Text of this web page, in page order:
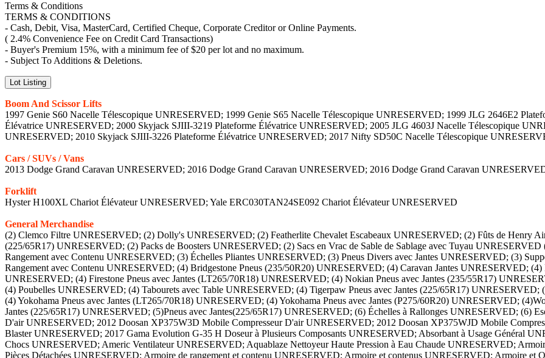
Terms & Conditions
TERMS & CONDITIONS
- Cash, Debit, Visa, MasterCard, Certified Cheque, Corporate Creditor or Online Payments.
( 2.4% Convenience Fee on Credit Card Transactions)
- Buyer's Premium 15%, with a minimum fee of $20 per lot and no maximum.
- Subject To Additions & Deletions.
Lot Listing
Boom And Scissor Lifts
1997 Genie S60 Nacelle Télescopique UNRESERVED; 1999 Genie S65 Nacelle Télescopique UNRESERVED; 1999 JLG 2646E2
Élévatrice UNRESERVED; 2000 Skyjack SJIII-3219 Plateforme Élévatrice UNRESERVED; 2005 JLG 4603J Nacelle Télescopique
UNRESERVED; 2010 Skyjack SJIII-3226 Plateforme Élévatrice UNRESERVED; 2017 Nifty SD50C Nacelle Télescopique
Cars / SUVs / Vans
2013 Dodge Grand Caravan UNRESERVED; 2016 Dodge Grand Caravan UNRESERVED; 2016 Dodge Grand Caravan
Forklift
Hyster H100XL Chariot Élévateur UNRESERVED; Yale ERC030TAN24SE092 Chariot Élévateur UNRESERVED
General Merchandise
(2) Clemco Filtre UNRESERVED; (2) Dolly's UNRESERVED; (2) Featherlite Chevalet Escabeaux UNRESERVED; (2) Fûts de Henry Air-Bloc 17 MR UNRESERVED; (2) Goodyear Pneus avec Jantes (225/65R17) UNRESERVED; (2) Packs de Boosters UNRESERVED; (2) Sacs en Vrac de Sable de Sablage avec Tuyau UNRESERVED (5); (2) Vevor Ponceuse à Parquet UNRESERVED; (3) Bacs de Rangement avec Contenu UNRESERVED; (3) Échelles Pliantes UNRESERVED; (3) Pneus Divers avec Jantes UNRESERVED; (3) Supports pour Tuyaux avec Tuyaux UNRESERVED; (4) Bacs de Rangement avec Contenu UNRESERVED; (4) Bridgestone Pneus (235/50R20) UNRESERVED; (4) Caravan Jantes UNRESERVED; (4) Escabeau UNRESERVED; (4) Escabeaux Extensibles UNRESERVED; (4) Firestone Pneus avec Jantes (LT265/70R18) UNRESERVED; (4) Nokian Pneus avec Jantes (235/55R17) UNRESERVED; (4) Nokian Pneus avec Jantes (275/65R18) UNRESERVED; (4) Poubelles UNRESERVED; (4) Tabourets avec Table UNRESERVED; (4) Tigerpaw Pneus avec Jantes (225/65R17) UNRESERVED; (4) Yokohama Pneus avec Jantes (LT265/70R17) UNRESERVED; (4) Yokohama Pneus avec Jantes (LT265/70R18) UNRESERVED; (4) Yokohama Pneus avec Jantes (P275/60R20) UNRESERVED; (4)Woodhead 130KA Treuils UNRESERVED; (5) Firestone Pneus avec Jantes (225/65R17) UNRESERVED; (5)Pneus avec Jantes(225/65R17) UNRESERVED; (6) Échelles à Rallonges UNRESERVED; (6) Escabeau UNRESERVED; 2011 Doosan C185 Mobile Compresseur D'air UNRESERVED; 2012 Doosan XP375W3D Mobile Compresseur D'air UNRESERVED; 2012 Doosan XP375WJD Mobile Compresseur D'air UNRESERVED; 2013 Graco Ecoquip EQ100M Vapeur Blaster UNRESERVED; 2017 Gama Evolution G-35 H Doseur à Plusieurs Composants UNRESERVED; Absorbant à Usage Général UNRESERVED; Aimant et Dolly UNRESERVED; Air Cat 1" Clé à Chocs UNRESERVED; Americ Ventilateur UNRESERVED; Aquablaze Nettoyeur Haute Pression à Eau Chaude UNRESERVED; Armoire à Outils avec Contenu UNRESERVED; Armoire à Outils avec Pièces Détachées UNRESERVED; Armoire de rangement et contenu UNRESERVED; Armoire et contenus UNRESERVED; Armoire et Quincaillerie UNRESERVED; Armoire Travail Rouante UNRESERVED; Aspirateur UNRESERVED; Aspirateur D'atelier avec Tuyau UNRESERVED; Aspirateur Shop Vac UNRESERVED; Assortiment de Matériaux de Tapisserie UNRESERVED; Assortiment de Moules en Époxy UNRESERVED; Aztec Lowrider 603cc Brunisseur de Plancher UNRESERVED; Balais, Étagères et Râteaux UNRESERVED; Banquette Siège UNRESERVED; BE 4000 PSI Nettoyeur Haute Pression à Eau Chaude UNRESERVED; Big Red Cric de sol 4 tonnes UNRESERVED; Big Red Multiplicateur de Couple UNRESERVED; Black & Decker Table à Toupie UNRESERVED; Blastrac 1-8DEZ Shot Blaster/Grenailleuse UNRESERVED; Blastrac 1-8DP530 Shot Blaster UNRESERVED; Blastrac BL -1-13 Collecteur de Poussière UNRESERVED; Blastrac GPX 10-18LP Shot Blaster UNRESERVED; Blastrac HEPA BDC-23 Collecteur de Poussière UNRESERVED; Blocs de Stationnement UNRESERVED; Boîte de Transport à Roulettes UNRESERVED; Boîtes de Rangement UNRESERVED; Bosch 241EVS Marteau de Démolition UNRESERVED; Bosch DH1020DC Marteau de Démolition UNRESERVED; Bureau, Armoires, Chaise et Divers UNRESERVED; Bureau, Écran et Chaises UNRESERVED; Bureau, Moniteurs, Chaise et Divers UNRESERVED (2); Bureaux, Chaises et Divers UNRESERVED; Cabine de Mélange de Peinture avec Contenu (140"x 136"x 90") UNRESERVED; Cabine de Peinture et de Sablage (20'x 60'x 16') UNRESERVED; Cadres Roulants en Acier UNRESERVED; Cage de Transport avec Bidons de Carburant UNRESERVED; Canablast Sableuse UNRESERVED; Chaise de bureau, Moniteurs, Déchiqueteuse à papier et Divers UNRESERVED; Champion 4000 W Générateur UNRESERVED; Chargeur pour voiture électrique UNRESERVED (4); Chariot à Bandes UNRESERVED; Chariot de Transport UNRESERVED; Chariot Roulant UNRESERVED; Chariots à Roulettes pour Poubelles UNRESERVED; Chariots pour Époxy UNRESERVED; Châssis de Levage en Acier et Divers UNRESERVED; Cheval de Scies et Bidon d'eau UNRESERVED; Clarke CFP 1700 Machine de Nettoyage des Sols UNRESERVED (2); Contenu de l'espace de Armoire de Rangement UNRESERVED; Contenu de l'espace de Bureau UNRESERVED (3); Contenu de l'espace de Cuisine UNRESERVED; Contenu de L'étagère UNRESERVED; Contenu de la Salle de Stockage UNRESERVED; Contrôle de la Poussière Aspirateur UNRESERVED; Cord D'alimentation UNRESERVED; Cric D'atelier UNRESERVED; Cuisinart Mini-réfrigérateur UNRESERVED; Diamatic BG300 E Meuleuse de Plancher UNRESERVED; Dust Control 3800 Collecteur de poussière UNRESERVED (2); DV Systems 60Gal Compresseur D'air UNRESERVED (2); Dyna Blast Nettoyeur Haute Pression UNRESERVED; Échafaudages UNRESERVED (3); Échantillons d'époxy UNRESERVED; Échelle Télescopique en Aluminium UNRESERVED; Empire Sablette UNRESERVED; Époxy Assortis UNRESERVED; Époxy Reflex UNRESERVED; Escalier Roulant pour Entrepôt UNRESERVED (2); Estes Perma Color Quartz Industriel UNRESERVED; Établi de Travail avec Contenus UNRESERVED; Étagère avec Contenu UNRESERVED (4); Étagère en Acier avec Échafaudage et Métal UNRESERVED; Étagères, Armoires et Contenus UNRESERVED; Étais pour Échelles UNRESERVED; Fillpro Tige D'appui UNRESERVED; Fût avec Contenu Inconnu UNRESERVED; Fût de Résine UNRESERVED; Fûts Vides avec Chariots à Roulettes UNRESERVED; Generac 5500XL Générateur UNRESERVED; Generac GP1500E Générateur UNRESERVED; Geroquip Machine de Nettoyage des Sols UNRESERVED; Godet pour Chariot Élévateur Grappin UNRESERVED; Godet pour Chariot Élévateur sur Mesure UNRESERVED; Graco 495 PC Pro Pulvérisateur de Peinture sans Air UNRESERVED; Graco Big Rig GH 833 Pulvérisateur à Air Comprimé UNRESERVED; Graco Finish Pro 395 Pulvérisateur de Peinture sans Air UNRESERVED; Graco GH 933 Pulvérisateur à Air Comprimé UNRESERVED; Graco Merkur Pulvérisateur de Peinture UNRESERVED; Graco Pulvérisateur de Peinture sans Air UNRESERVED; Graco Pulvérisateur de Peinture UNRESERVED; Graco Texspray Mark V Pulvérisateur de Peinture sans Air UNRESERVED; Graco Ultra Max 11 695 Pulvérisateur de Peinture sans Air UNRESERVED; Graines de Maïs GreenTru Corncobb UNRESERVED (2); Gravier de Sablage UNRESERVED; Great Lakes Air ERF-300A-536 Compresseur UNRESERVED; Harbil Mélangeur de Peinture UNRESERVED; Hauss Mann Scie à Tronçonner UNRESERVED; Henry Air-Bloc (17 MR) UNRESERVED; Homak Armoire à Outils avec Contenu UNRESERVED; Honda Propane Machine de Nettoyage des Sols UNRESERVED; HTC 500 Meuleuse de Plancher UNRESERVED; HTC Duratiq T5 Meuleuse de Plancher UNRESERVED; HTC Machine de Nettoyage des Sols UNRESERVED; Icesonic Blaster de Glace UNRESERVED; iPower 9000 W Générateur UNRESERVED; Joints Assortis et